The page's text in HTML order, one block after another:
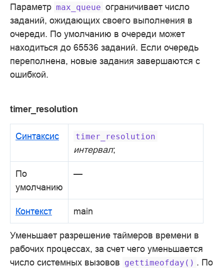
Параметр max_queue ограничивает число
заданий, ожидающих своего выполнения в
очереди. По умолчанию в очереди может
находиться до 65536 заданий. Если очередь
переполнена, новые задания завершаются с
ошибкой.
timer_resolution
Синтаксис timer_resolution
интервал;
По
умолчанию
—
Контекст main
Уменьшает разрешение таймеров времени в
рабочих процессах, за счет чего уменьшается
число системных вызовов gettimeofday() . По